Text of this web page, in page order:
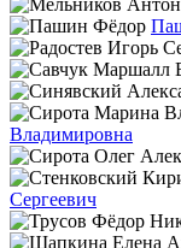
Владимировна
Сергеевич